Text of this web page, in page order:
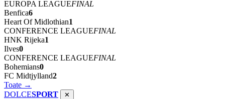
EUROPA LEAGUEFINAL
Benfica6
Heart Of Midlothian1
CONFERENCE LEAGUEFINAL
HNK Rijeka1
Ilves0
CONFERENCE LEAGUEFINAL
Bohemians0
FC Midtjylland2
Toate →
DOLCESPORT ✕